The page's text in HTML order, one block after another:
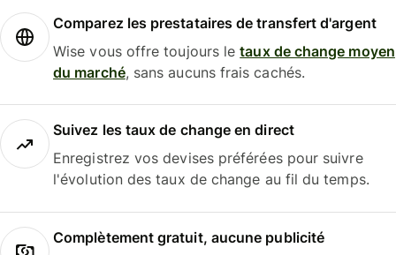
Comparez les prestataires de transfert d'argent
Wise vous offre toujours letaux de change moyen
du marché, sans aucuns frais cachés.
Suivez les taux de change en direct
Enregistrez vos devises préférées pour suivre
l'évolution des taux de change au fil du temps.
Complètement gratuit, aucune publicité